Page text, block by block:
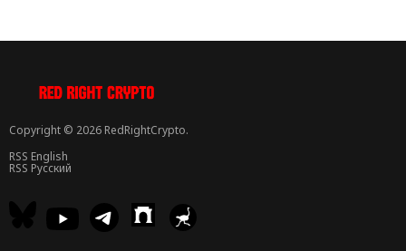
Copyright © 2026 RedRightCrypto.
RSS English
RSS Русский